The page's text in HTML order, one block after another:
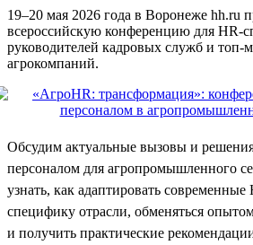
19–20 мая 2026 года в Воронеже hh.ru
всероссийскую конференцию для
руководителей кадровых служб и
агрокомпаний.
Обсудим актуальные вызовы и
персоналом для агропромышленного
узнать, как адаптировать
специфику отрасли, обменяться
и получить практические